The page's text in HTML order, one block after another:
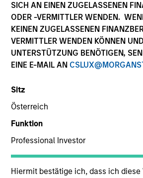
SICH AN EINEN ZUGELASSENEN
ODER -VERMITTLER WENDEN.
KEINEN ZUGELASSENEN
VERMITTLER WENDEN KÖNNEN UND
UNTERSTÜTZUNG BENÖTIGEN,
EINE E-MAIL AN
Sitz
Österreich
Funktion
Professional Investor
Hiermit bestätige ich, dass ich diese
Dieses Dokument ist ein
Die Wertentwicklung in der
verlässlicher Indikator für die
Die Rendite kann infolge von
steigen oder sinken. Alle
Basis der Nettoinventarwerte (NIW)
Stanley Investment Management.
Klicken Sie auf den Fondsnamen, um
die Renditen des Kalenderjahres zu